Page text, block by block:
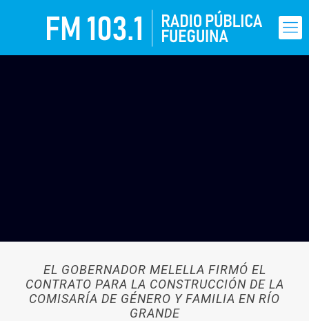
EL GOBERNADOR MELELLA FIRMÓ EL
CONTRATO PARA LA CONSTRUCCIÓN DE LA
COMISARÍA DE GÉNERO Y FAMILIA EN RÍO
GRANDE